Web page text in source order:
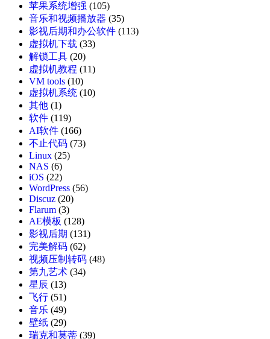
苹果系统增强 (105)
音乐和视频播放器 (35)
影视后期和办公软件 (113)
虚拟机下载 (33)
解锁工具 (20)
虚拟机教程 (11)
VM tools (10)
虚拟机系统 (10)
其他 (1)
软件 (119)
AI软件 (166)
不止代码 (73)
Linux (25)
NAS (6)
iOS (22)
WordPress (56)
Discuz (20)
Flarum (3)
AE模板 (128)
影视后期 (131)
完美解码 (62)
视频压制转码 (48)
第九艺术 (34)
星辰 (13)
飞行 (51)
音乐 (49)
壁纸 (29)
瑞克和莫蒂 (39)